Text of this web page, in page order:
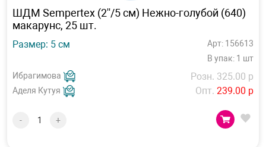
ШДМ Sempertex (2''/5 см) Нежно-голубой (640)
макарунс, 25 шт.
Размер: 5 см
Арт: 156613
В упак: 1 шт
Ибрагимова
Аделя Кутуя
Розн. 325.00 р
Опт. 239.00 р
- +